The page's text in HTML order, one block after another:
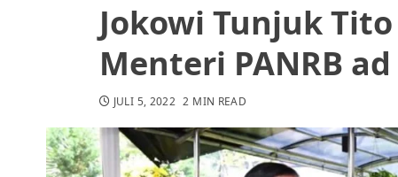
Jokowi Tunjuk
Menteri PANRB
JULI 5, 2022 2 MIN READ